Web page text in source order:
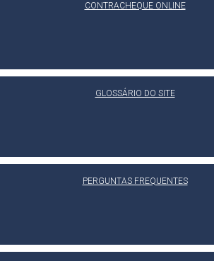
CONTRACHEQUE ONLINE
GLOSSÁRIO DO SITE
PERGUNTAS FREQUENTES